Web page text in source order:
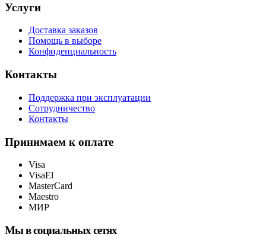
Услуги
Доставка заказов
Помощь в выборе
Конфиденциальность
Контакты
Поддержка при эксплуатации
Сотрудничество
Контакты
Принимаем к оплате
Visa
VisaEl
MasterCard
Maestro
МИР
Мы в социальных сетях